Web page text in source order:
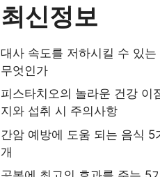
최신정보
대사 속도를 저하시킬 수 있는
무엇인가
피스타치오의 놀라운 건강 이
지와 섭취 시 주의사항
간암 예방에 도움 되는 음식 5
개